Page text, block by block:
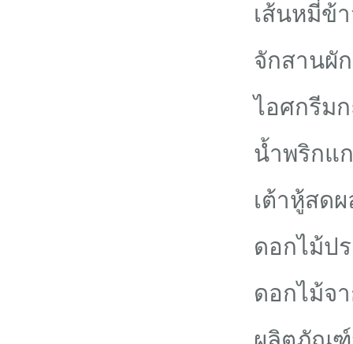
เส้นหมี่ข้
จักสานผั
ไอศกรีม
น้ำพริกแ
เต้าหู้สด
ดอกไม้ป
ดอกไม้จ